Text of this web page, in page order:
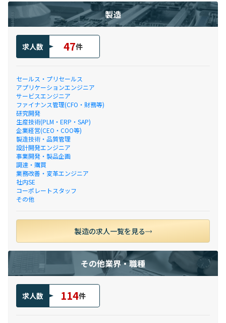
製造
求人数 47件
セールス・プリセールス
アプリケーションエンジニア
サービスエンジニア
ファイナンス管理(CFO・財務等)
研究開発
生産技術(PLM・ERP・SAP)
企業経営(CEO・COO等)
製造技術・品質管理
設計開発エンジニア
事業開発・製品企画
調達・購買
業務改善・変革エンジニア
社内SE
コーポレートスタッフ
その他
製造の求人一覧を見る
その他業界・職種
求人数 114件